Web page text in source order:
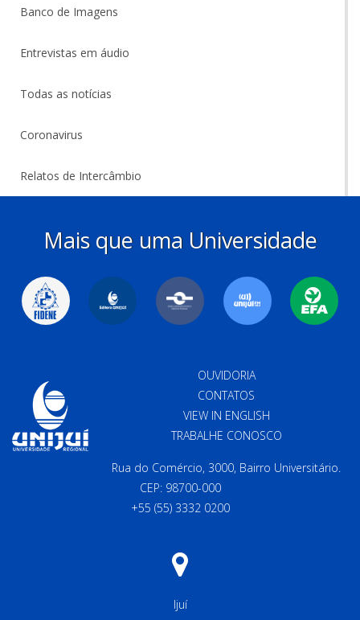
Banco de Imagens
Entrevistas em áudio
Todas as notícias
Coronavirus
Relatos de Intercâmbio
Mais que uma Universidade
OUVIDORIA
CONTATOS
VIEW IN ENGLISH
TRABALHE CONOSCO
Rua do Comércio, 3000, Bairro Universitário.
CEP: 98700-000
+55 (55) 3332 0200
Ijuí